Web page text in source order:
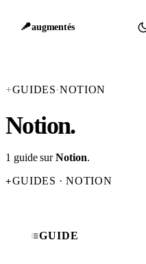
augmentés
+GUIDES·NOTION
Notion.
1 guide surNotion.
+GUIDES · NOTION
GUIDE